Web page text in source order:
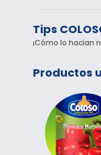
Tips
¡Cómo lo hacían
Productos